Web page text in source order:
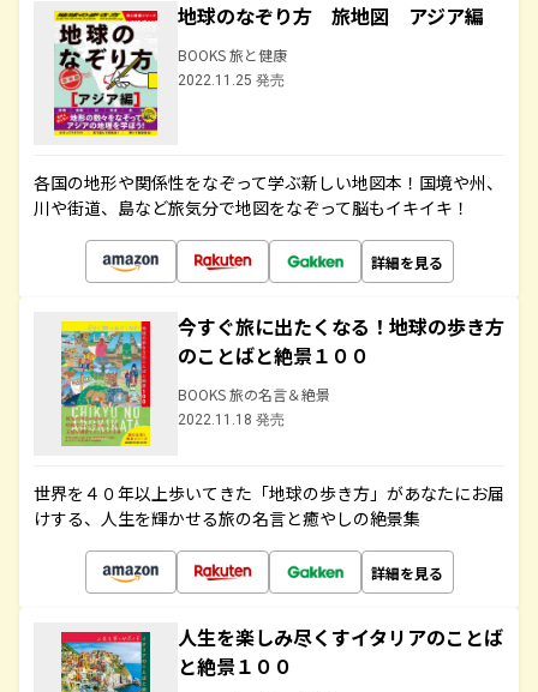
地球のなぞり方 旅地図 アジア編
BOOKS 旅と健康
2022.11.25 発売
各国の地形や関係性をなぞって学ぶ新しい地図本！国境や州、
川や街道、島など旅気分で地図をなぞって脳もイキイキ！
詳細を見る
今すぐ旅に出たくなる！地球の歩き方
のことばと絶景１００
BOOKS 旅の名言＆絶景
2022.11.18 発売
世界を４０年以上歩いてきた「地球の歩き方」があなたにお届
けする、人生を輝かせる旅の名言と癒やしの絶景集
詳細を見る
人生を楽しみ尽くすイタリアのことば
と絶景１００